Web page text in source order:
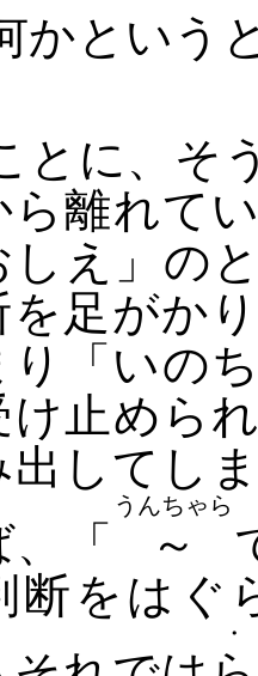
かという
とに、そ
ら離れて
しえ」の
を足がか
り「いの
け止めら
出してし
「
～
うんちゃら
断をはぐ